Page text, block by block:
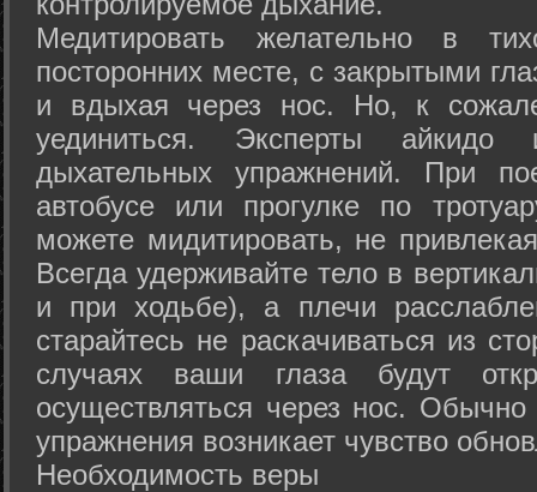
Медитировать желательно в
посторонних месте, с закрытыми
и вдыхая через нос. Но, к
уединиться. Эксперты айкидо
дыхательных упражнений. При
автобусе или прогулке по
можете мидитировать, не
Всегда удерживайте тело в
и при ходьбе), а плечи
старайтесь не раскачиваться из
случаях ваши глаза будут
осуществляться через нос. Обычно
упражнения возникает чувство
Необходимость веры